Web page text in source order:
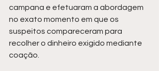
campana e efetuaram a abordagem
no exato momento em que os
suspeitos compareceram para
recolher o dinheiro exigido mediante
coação.